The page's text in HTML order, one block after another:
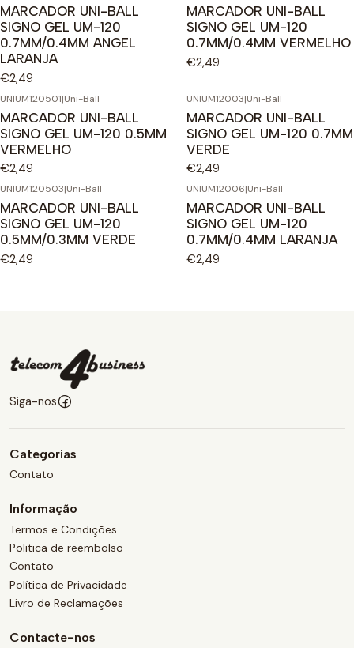
MARCADOR UNI-BALL
SIGNO GEL UM-120
0.7MM/0.4MM ANGEL
LARANJA
€2,49
MARCADOR UNI-BALL
SIGNO GEL UM-120
0.7MM/0.4MM VERMELHO
€2,49
UNIUM120501|Uni-Ball
MARCADOR UNI-BALL
SIGNO GEL UM-120 0.5MM
VERMELHO
€2,49
UNIUM12003|Uni-Ball
MARCADOR UNI-BALL
SIGNO GEL UM-120 0.7MM
VERDE
€2,49
UNIUM120503|Uni-Ball
MARCADOR UNI-BALL
SIGNO GEL UM-120
0.5MM/0.3MM VERDE
€2,49
UNIUM12006|Uni-Ball
MARCADOR UNI-BALL
SIGNO GEL UM-120
0.7MM/0.4MM LARANJA
€2,49
Siga-nos
Categorias
Contato
Informação
Termos e Condições
Politica de reembolso
Contato
Política de Privacidade
Livro de Reclamações
Contacte-nos